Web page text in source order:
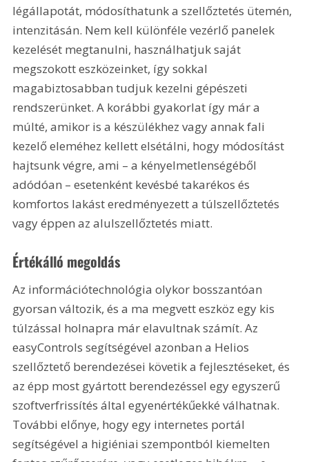
légállapotát, módosíthatunk a szellőztetés ütemén,
intenzitásán. Nem kell különféle vezérlő panelek
kezelését megtanulni, használhatjuk saját
megszokott eszközeinket, így sokkal
magabiztosabban tudjuk kezelni gépészeti
rendszerünket. A korábbi gyakorlat így már a
múlté, amikor is a készülékhez vagy annak fali
kezelő eleméhez kellett elsétálni, hogy módosítást
hajtsunk végre, ami – a kényelmetlenségéből
adódóan – esetenként kevésbé takarékos és
komfortos lakást eredményezett a túlszellőztetés
vagy éppen az alulszellőztetés miatt.
Értékálló megoldás
Az információtechnológia olykor bosszantóan
gyorsan változik, és a ma megvett eszköz egy kis
túlzással holnapra már elavultnak számít. Az
easyControls segítségével azonban a Helios
szellőztető berendezései követik a fejlesztéseket, és
az épp most gyártott berendezéssel egy egyszerű
szoftverfrissítés által egyenértékűekké válhatnak.
További előnye, hogy egy internetes portál
segítségével a higiéniai szempontból kiemelten